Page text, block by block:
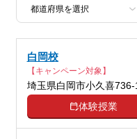
科目
国語
数、
学、
総合
白岡校
【キャンペーン対象】
埼玉県白岡市小久喜736-
体験授業